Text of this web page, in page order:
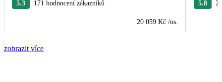
5.3 171 hodnocení zákazníků
20 059 Kč /os.
5.8
zobrazit více